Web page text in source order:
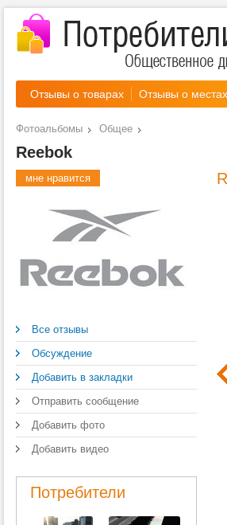
Отзывы о товарах Отзывы о местах
Фотоальбомы Общее
Reebok
мне нравится
Все отзывы
Обсуждение
Добавить в закладки
Отправить сообщение
Добавить фото
Добавить видео
Потребители